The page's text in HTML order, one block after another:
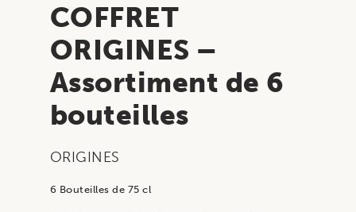
COFFRET
ORIGINES –
Assortiment de 6
bouteilles
ORIGINES
6 Bouteilles de 75 cl